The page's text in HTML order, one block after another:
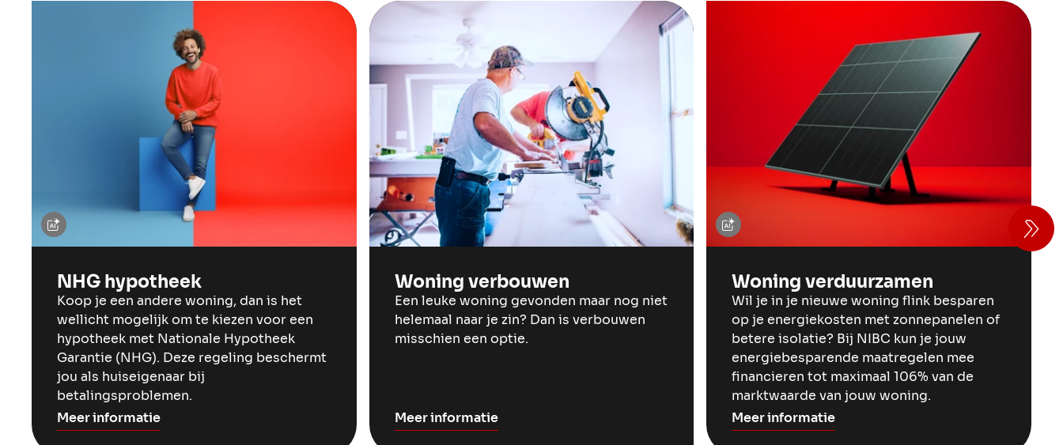
NHG hypotheek
Koop je een andere woning, dan is het
wellicht mogelijk om te kiezen voor een
hypotheek met Nationale Hypotheek
Garantie (NHG). Deze regeling beschermt
jou als huiseigenaar bij
betalingsproblemen.
Meer informatie
Woning verbouwen
Een leuke woning gevonden maar nog niet
helemaal naar je zin? Dan is verbouwen
misschien een optie.
Meer informatie
Woning verduurzamen
Wil je in je nieuwe woning flink besparen
op je energiekosten met zonnepanelen of
betere isolatie? Bij NIBC kun je jouw
energiebesparende maatregelen mee
financieren tot maximaal 106% van de
marktwaarde van jouw woning.
Meer informatie